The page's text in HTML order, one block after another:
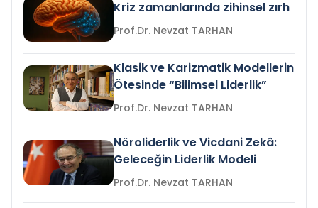
Kriz zamanlarında zihinsel zırh
Prof.Dr. Nevzat TARHAN
Klasik ve Karizmatik Modellerin
Ötesinde “Bilimsel Liderlik”
Prof.Dr. Nevzat TARHAN
Nöroliderlik ve Vicdani Zekâ:
Geleceğin Liderlik Modeli
Prof.Dr. Nevzat TARHAN